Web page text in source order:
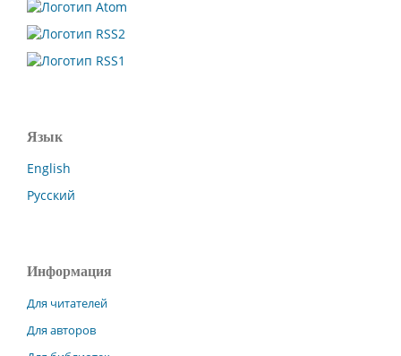
Язык
English
Русский
Информация
Для читателей
Для авторов